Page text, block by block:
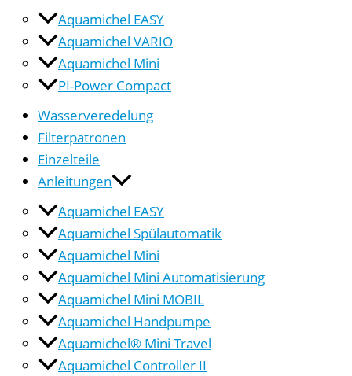
Aquamichel EASY
Aquamichel VARIO
Aquamichel Mini
PI-Power Compact
Wasserveredelung
Filterpatronen
Einzelteile
Anleitungen
Aquamichel EASY
Aquamichel Spülautomatik
Aquamichel Mini
Aquamichel Mini Automatisierung
Aquamichel Mini MOBIL
Aquamichel Handpumpe
Aquamichel® Mini Travel
Aquamichel Controller II